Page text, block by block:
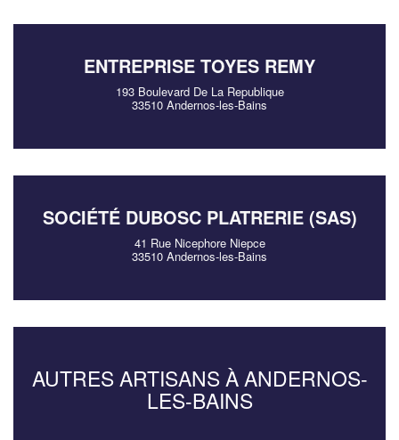
ENTREPRISE TOYES REMY
193 Boulevard De La Republique
33510 Andernos-les-Bains
SOCIÉTÉ DUBOSC PLATRERIE (SAS)
41 Rue Nicephore Niepce
33510 Andernos-les-Bains
AUTRES ARTISANS À ANDERNOS-
LES-BAINS